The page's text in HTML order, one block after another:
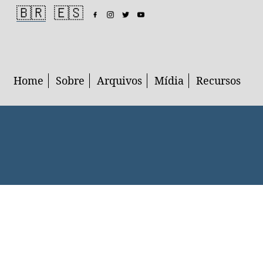
Home Sobre Arquivos Mídia Recursos
🇧🇷 🇪🇸